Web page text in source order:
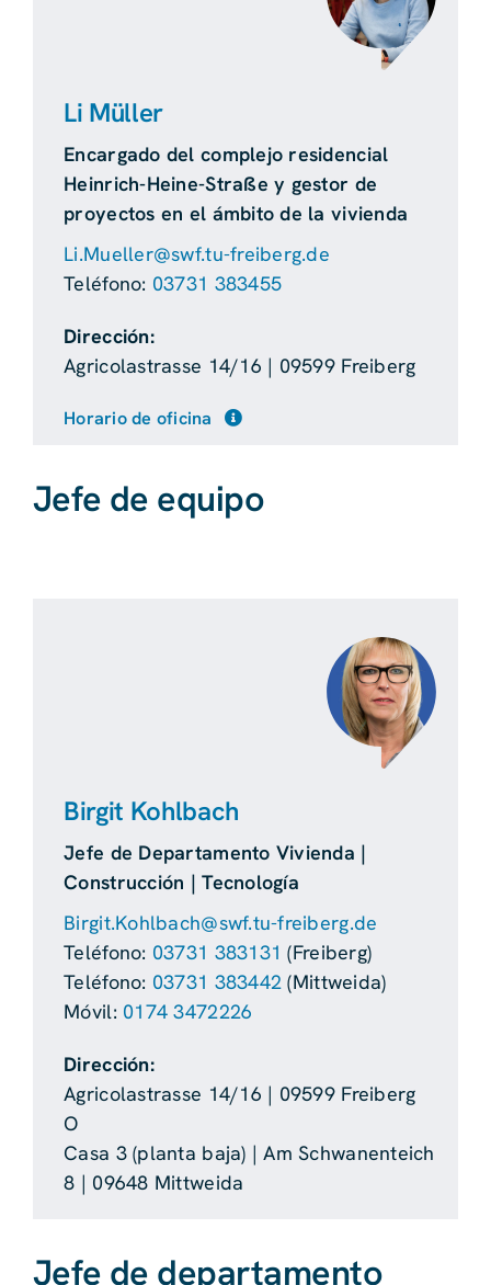
Jefe de equipo
Li Müller
Encargado del complejo residencial
Heinrich-Heine-Straße y gestor de
proyectos en el ámbito de la vivienda
Li.Mueller@swf.tu-freiberg.de
Teléfono: 03731 383455
Dirección:
Agricolastrasse 14/16 | 09599 Freiberg
Horario de oficina
Jefe de departamento
Birgit Kohlbach
Jefe de Departamento Vivienda |
Construcción | Tecnología
Birgit.Kohlbach@swf.tu-freiberg.de
Teléfono: 03731 383131 (Freiberg)
Teléfono: 03731 383442 (Mittweida)
Móvil: 0174 3472226
Dirección:
Agricolastrasse 14/16 | 09599 Freiberg
O
Casa 3 (planta baja) | Am Schwanenteich
8 | 09648 Mittweida